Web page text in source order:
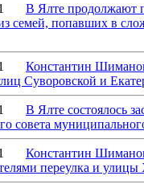
В Ялте продолжают
семей, попавших в
Константин
Суворовской и
В Ялте состоялось
совета
Константин
переулка и улицы